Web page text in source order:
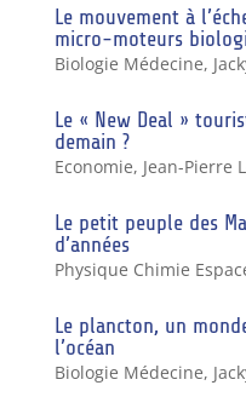
Le mouvement à
micro-moteurs
Biologie Médecine,
Le « New Deal »
demain ?
Economie, Jean-Pierre
Le petit peuple des
d’années
Physique Chimie
Le plancton, un
l’océan
Biologie Médecine,